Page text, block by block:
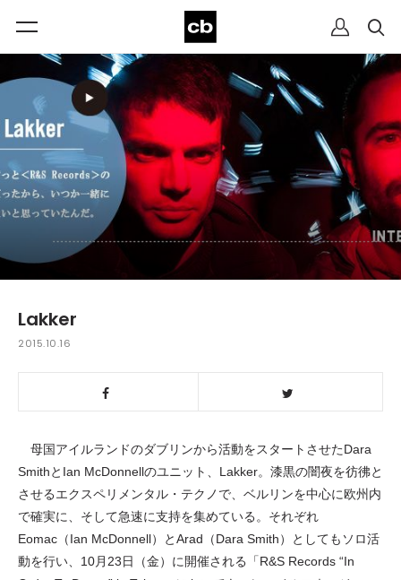
Lakker
2015.10.16
母国アイルランドのダブリンから活動をスタートさせたDara
SmithとIan McDonnellのユニット、Lakker。漆黒の闇夜を彷彿と
させるエクスペリメンタル・テクノで、ベルリンを中心に欧州内
で確実に、そして急速に支持を集めている。それぞれ
Eomac（Ian McDonnell）とArad（Dara Smith）としてもソロ活
動を行い、10月23日（金）に開催される「R&S Records “In